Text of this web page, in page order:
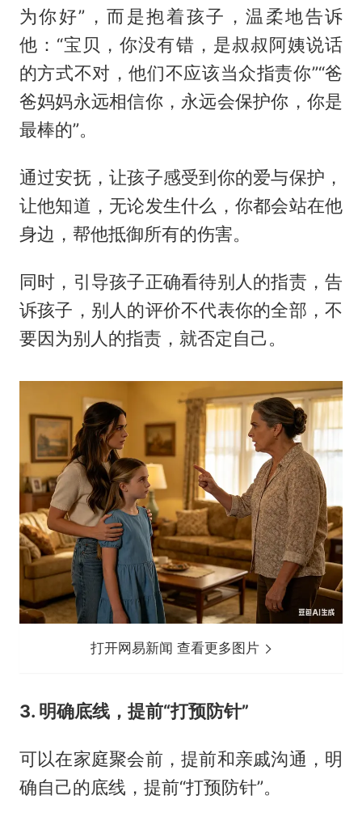
为你好”，而是抱着孩子，温柔地告诉
他：“宝贝，你没有错，是叔叔阿姨说话
的方式不对，他们不应该当众指责你”“爸
爸妈妈永远相信你，永远会保护你，你是
最棒的”。
通过安抚，让孩子感受到你的爱与保护，
让他知道，无论发生什么，你都会站在他
身边，帮他抵御所有的伤害。
同时，引导孩子正确看待别人的指责，告
诉孩子，别人的评价不代表你的全部，不
要因为别人的指责，就否定自己。
打开网易新闻 查看更多图片
3. 明确底线，提前“打预防针”
可以在家庭聚会前，提前和亲戚沟通，明
确自己的底线，提前“打预防针”。